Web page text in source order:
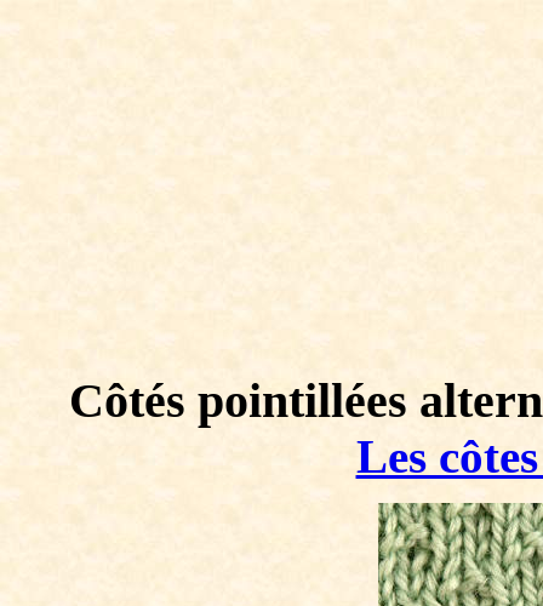
Côtés pointillées
Les